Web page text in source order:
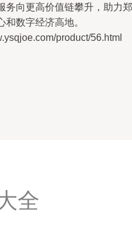
务向更高价值链攀升，助力郑
数字经济高地。
product/56.html
全